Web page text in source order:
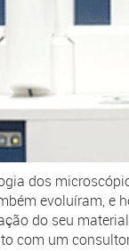
dos
evoluíram, e
do seu
com um